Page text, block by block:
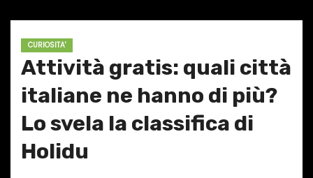
CURIOSITA'
Attività gratis: quali città
italiane ne hanno di più?
Lo svela la classifica di
Holidu